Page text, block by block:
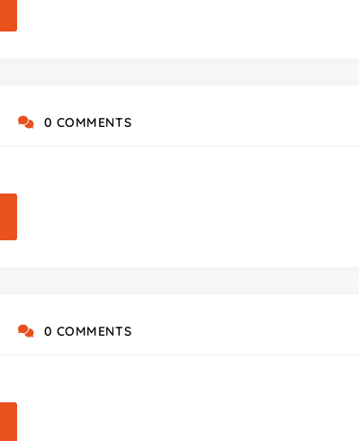
0 COMMENTS
0 COMMENTS